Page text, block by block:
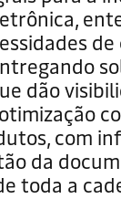
dão
com
da
toda a